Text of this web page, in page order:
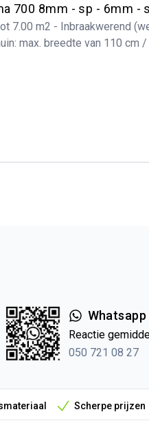
700 8mm - sp - 6mm -
7.00 m2 - Inbraakwerend
max. breedte van 110 cm
Whatsapp
Reactie
050 721 08 27
Scherpe prijzen